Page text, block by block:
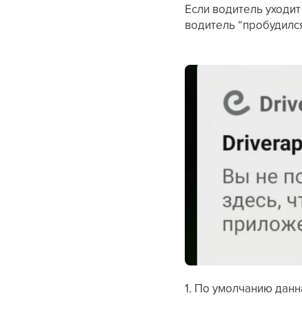
Если водитель
водитель
1. По умолчанию